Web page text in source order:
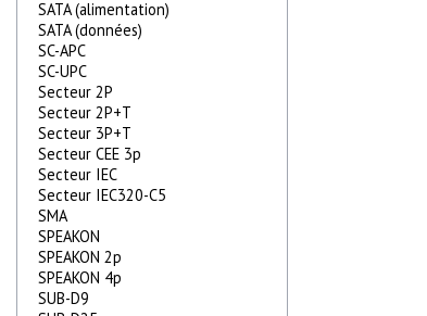
SATA (alimentation)
SATA (données)
SC-APC
SC-UPC
Secteur 2P
Secteur 2P+T
Secteur 3P+T
Secteur CEE 3p
Secteur IEC
Secteur IEC320-C5
SMA
SPEAKON
SPEAKON 2p
SPEAKON 4p
SUB-D9